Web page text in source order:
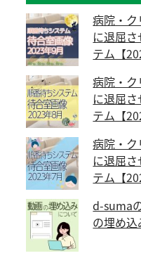
病院・
に退屈
テム【
病院・
に退屈
テム【
病院・
に退屈
テム【
d-suma
の埋め込